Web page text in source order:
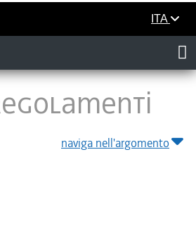
ITA
naviga nell'argomento